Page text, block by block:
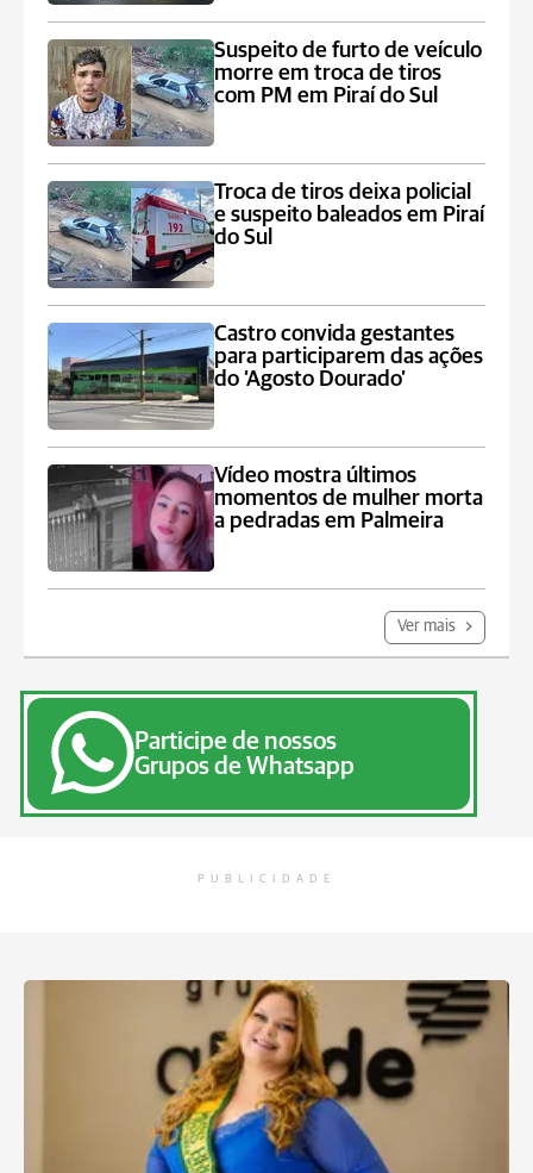
Suspeito de furto de veículo
morre em troca de tiros
com PM em Piraí do Sul
Troca de tiros deixa policial
e suspeito baleados em Piraí
do Sul
Castro convida gestantes
para participarem das ações
do ‘Agosto Dourado’
Vídeo mostra últimos
momentos de mulher morta
a pedradas em Palmeira
Ver mais
Participe de nossos
Grupos de Whatsapp
PUBLICIDADE